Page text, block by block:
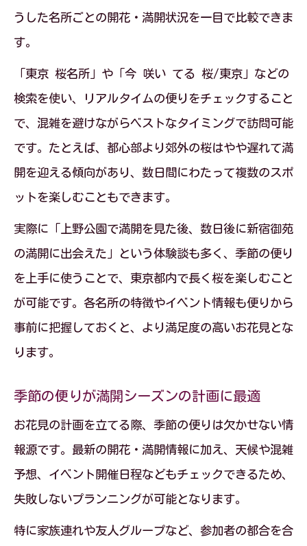
うした名所ごとの開花・満開状況を一目で比較できま
す。
「東京 桜名所」や「今 咲い てる 桜/東京」などの
検索を使い、リアルタイムの便りをチェックすること
で、混雑を避けながらベストなタイミングで訪問可能
です。たとえば、都心部より郊外の桜はやや遅れて満
開を迎える傾向があり、数日間にわたって複数のスポ
ットを楽しむこともできます。
実際に「上野公園で満開を見た後、数日後に新宿御苑
の満開に出会えた」という体験談も多く、季節の便り
を上手に使うことで、東京都内で長く桜を楽しむこと
が可能です。各名所の特徴やイベント情報も便りから
事前に把握しておくと、より満足度の高いお花見とな
ります。
季節の便りが満開シーズンの計画に最適
お花見の計画を立てる際、季節の便りは欠かせない情
報源です。最新の開花・満開情報に加え、天候や混雑
予想、イベント開催日程などもチェックできるため、
失敗しないプランニングが可能となります。
特に家族連れや友人グループなど、参加者の都合を合